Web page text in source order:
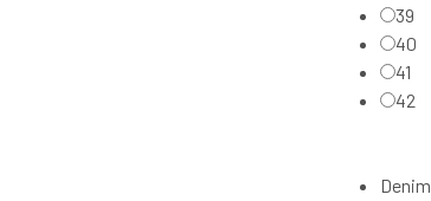
39
40
41
42
Denim